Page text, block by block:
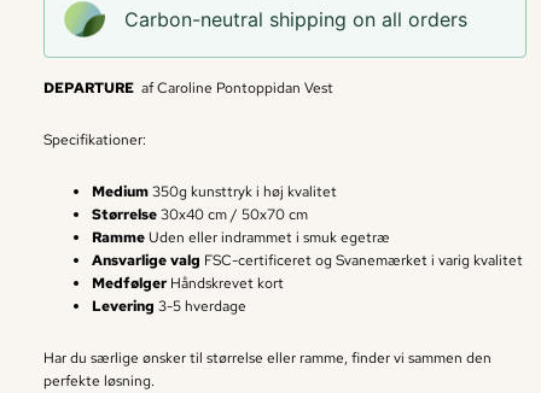
Carbon-neutral shipping on all orders
DEPARTURE af Caroline Pontoppidan Vest
Specifikationer:
Medium350g kunsttryk i høj kvalitet
Størrelse30x40 cm / 50x70 cm
RammeUden eller indrammet i smuk egetræ
Ansvarlige valg FSC-certificeret og Svanemærket i varig kvalitet
Medfølger Håndskrevet kort
Levering 3-5 hverdage
Har du særlige ønsker til størrelse eller ramme, finder vi sammen den
perfekte løsning.